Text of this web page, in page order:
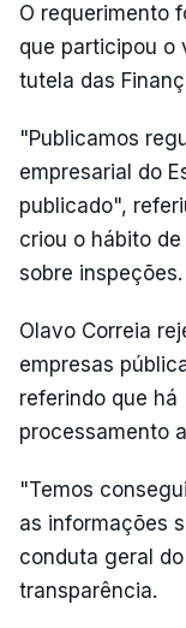
O requerimento
que participou o
tutela das
"Publicamos
empresarial do
publicado",
criou o hábito
sobre inspeções.
Olavo Correia
empresas
referindo que
processamento
"Temos
as informações
conduta geral
transparência.